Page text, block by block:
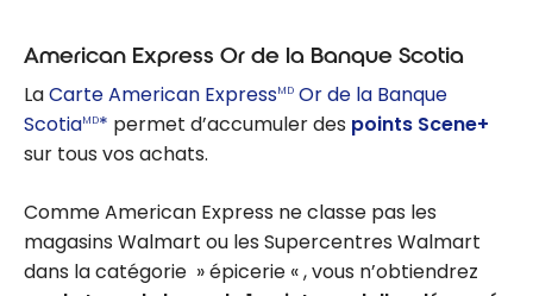
American Express Or de la Banque Scotia
LaCarte American ExpressMD Or de la Banque
ScotiaMD* permet d’accumuler des points Scene+
sur tous vos achats.
Comme American Express ne classe pas les
magasins Walmart ou les Supercentres Walmart
dans la catégorie » épicerie « , vous n’obtiendrez